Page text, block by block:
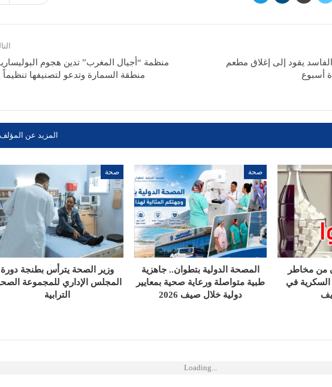
الفاسد يقود إلى إغلاق مطعم
منظمة “أجيال المغرب” تدين هجوم
منطقة السمارة وتدعو لتصنيفها تنظيماً
المزيد عن المؤلف
من مخاطر
السكرية في
صحة
المصحة الدولية بتطوان.. جاهزية
طبية متواصلة ورعاية صحية بمعايير
دولية خلال صيف 2026
صحة
وزير الصحة يترأس بطنجة دورة
المجلس الإداري للمجموعة
الترابية
Loading...